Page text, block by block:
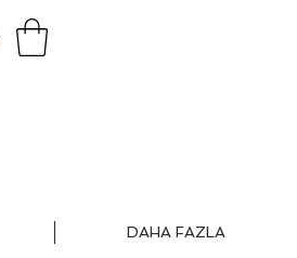
DAHA FAZLA